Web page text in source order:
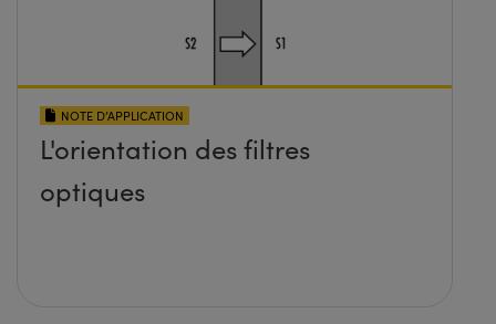
NOTE D’APPLICATION
L'orientation des filtres
optiques